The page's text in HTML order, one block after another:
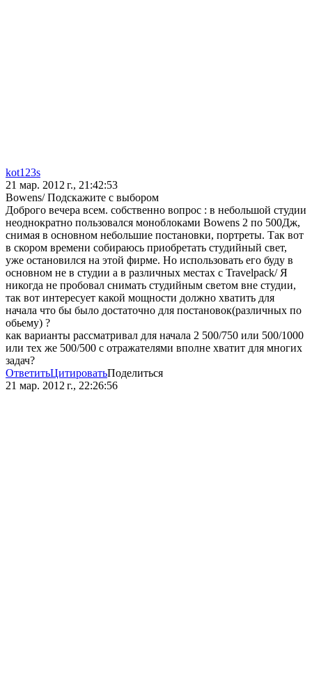
kot123s
21 мар. 2012 г., 21:42:53
Bowens/ Подскажите с выбором
Доброго вечера всем. собственно вопрос : в небольшой студии
неоднократно пользовался моноблоками Bowens 2 по 500Дж,
снимая в основном небольшие постановки, портреты. Так вот
в скором времени собираюсь приобретать студийный свет,
уже остановился на этой фирме. Но использовать его буду в
основном не в студии а в различных местах с Travelpack/ Я
никогда не пробовал снимать студийным светом вне студии,
так вот интересует какой мощности должно хватить для
начала что бы было достаточно для постановок(различных по
обьему) ?
как варианты рассматривал для начала 2 500/750 или 500/1000
или тех же 500/500 c отражателями вполне хватит для многих
задач?
ОтветитьЦитироватьПоделиться
21 мар. 2012 г., 22:26:56